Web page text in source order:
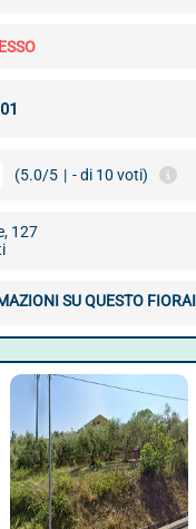
(5.0/5 | - di 10 voti)
127
SU QUESTO FIORAI